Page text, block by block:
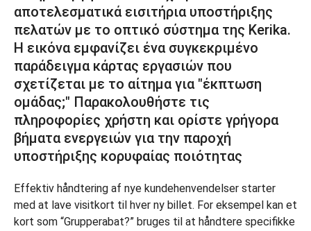
Effektiv håndtering af nye kundehenvendelser starter
med at lave visitkort til hver ny billet. For eksempel kan et
kort som “Grupperabat?” bruges til at håndtere specifikke